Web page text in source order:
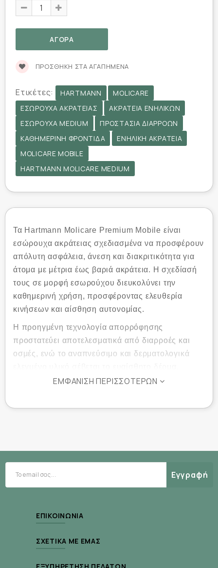
ΠΡΟΣΘΉΚΗ ΣΤΑ ΑΓΑΠΗΜΈΝΑ
Ετικέτες: HARTMANN
MOLICARE
ΕΣΏΡΟΥΧΑ ΑΚΡΆΤΕΙΑΣ
ΑΚΡΆΤΕΙΑ ΕΝΗΛΊΚΩΝ
ΕΣΏΡΟΥΧΑ MEDIUM
ΠΡΟΣΤΑΣΊΑ ΔΙΑΡΡΟΏΝ
ΚΑΘΗΜΕΡΙΝΉ ΦΡΟΝΤΊΔΑ
ΕΝΉΛΙΚΗ ΑΚΡΆΤΕΙΑ
MOLICARE MOBILE
HARTMANN MOLICARE MEDIUM
Τα Hartmann Molicare Premium Mobile είναι
εσώρουχα ακράτειας σχεδιασμένα να προσφέρουν
απόλυτη ασφάλεια, άνεση και διακριτικότητα για
άτομα με μέτρια έως βαριά ακράτεια. Η σχεδίασή
τους σε μορφή εσωρούχου διευκολύνει την
καθημερινή χρήση, προσφέροντας ελευθερία
κινήσεων και αίσθηση αυτονομίας.
Η προηγμένη τεχνολογία απορρόφησης
προστατεύει αποτελεσματικά από διαρροές και
οσμές, ενώ το αναπνεύσιμο και δερματολογικά
μειώνοντας τον κίνδυνο ερεθισμών. Το σύστημα 3
και φρεσκάδα για πολλές ώρες.
Εσώρουχα ακράτειας μεσαίου μεγέθους
(Medium)
Απορροφητικότητα υψηλής απόδοσης
ελαστικότητα
ΕΜΦΆΝΙΣΗ ΠΕΡΙΣΣΌΤΕΡΩΝ
Εγγραφή
ΕΠΙΚΟΙΝΩΝΊΑ
ΣΧΕΤΙΚΆ ΜΕ ΕΜΆΣ
ΕΞΥΠΗΡΈΤΗΣΗ ΠΕΛΑΤΏΝ